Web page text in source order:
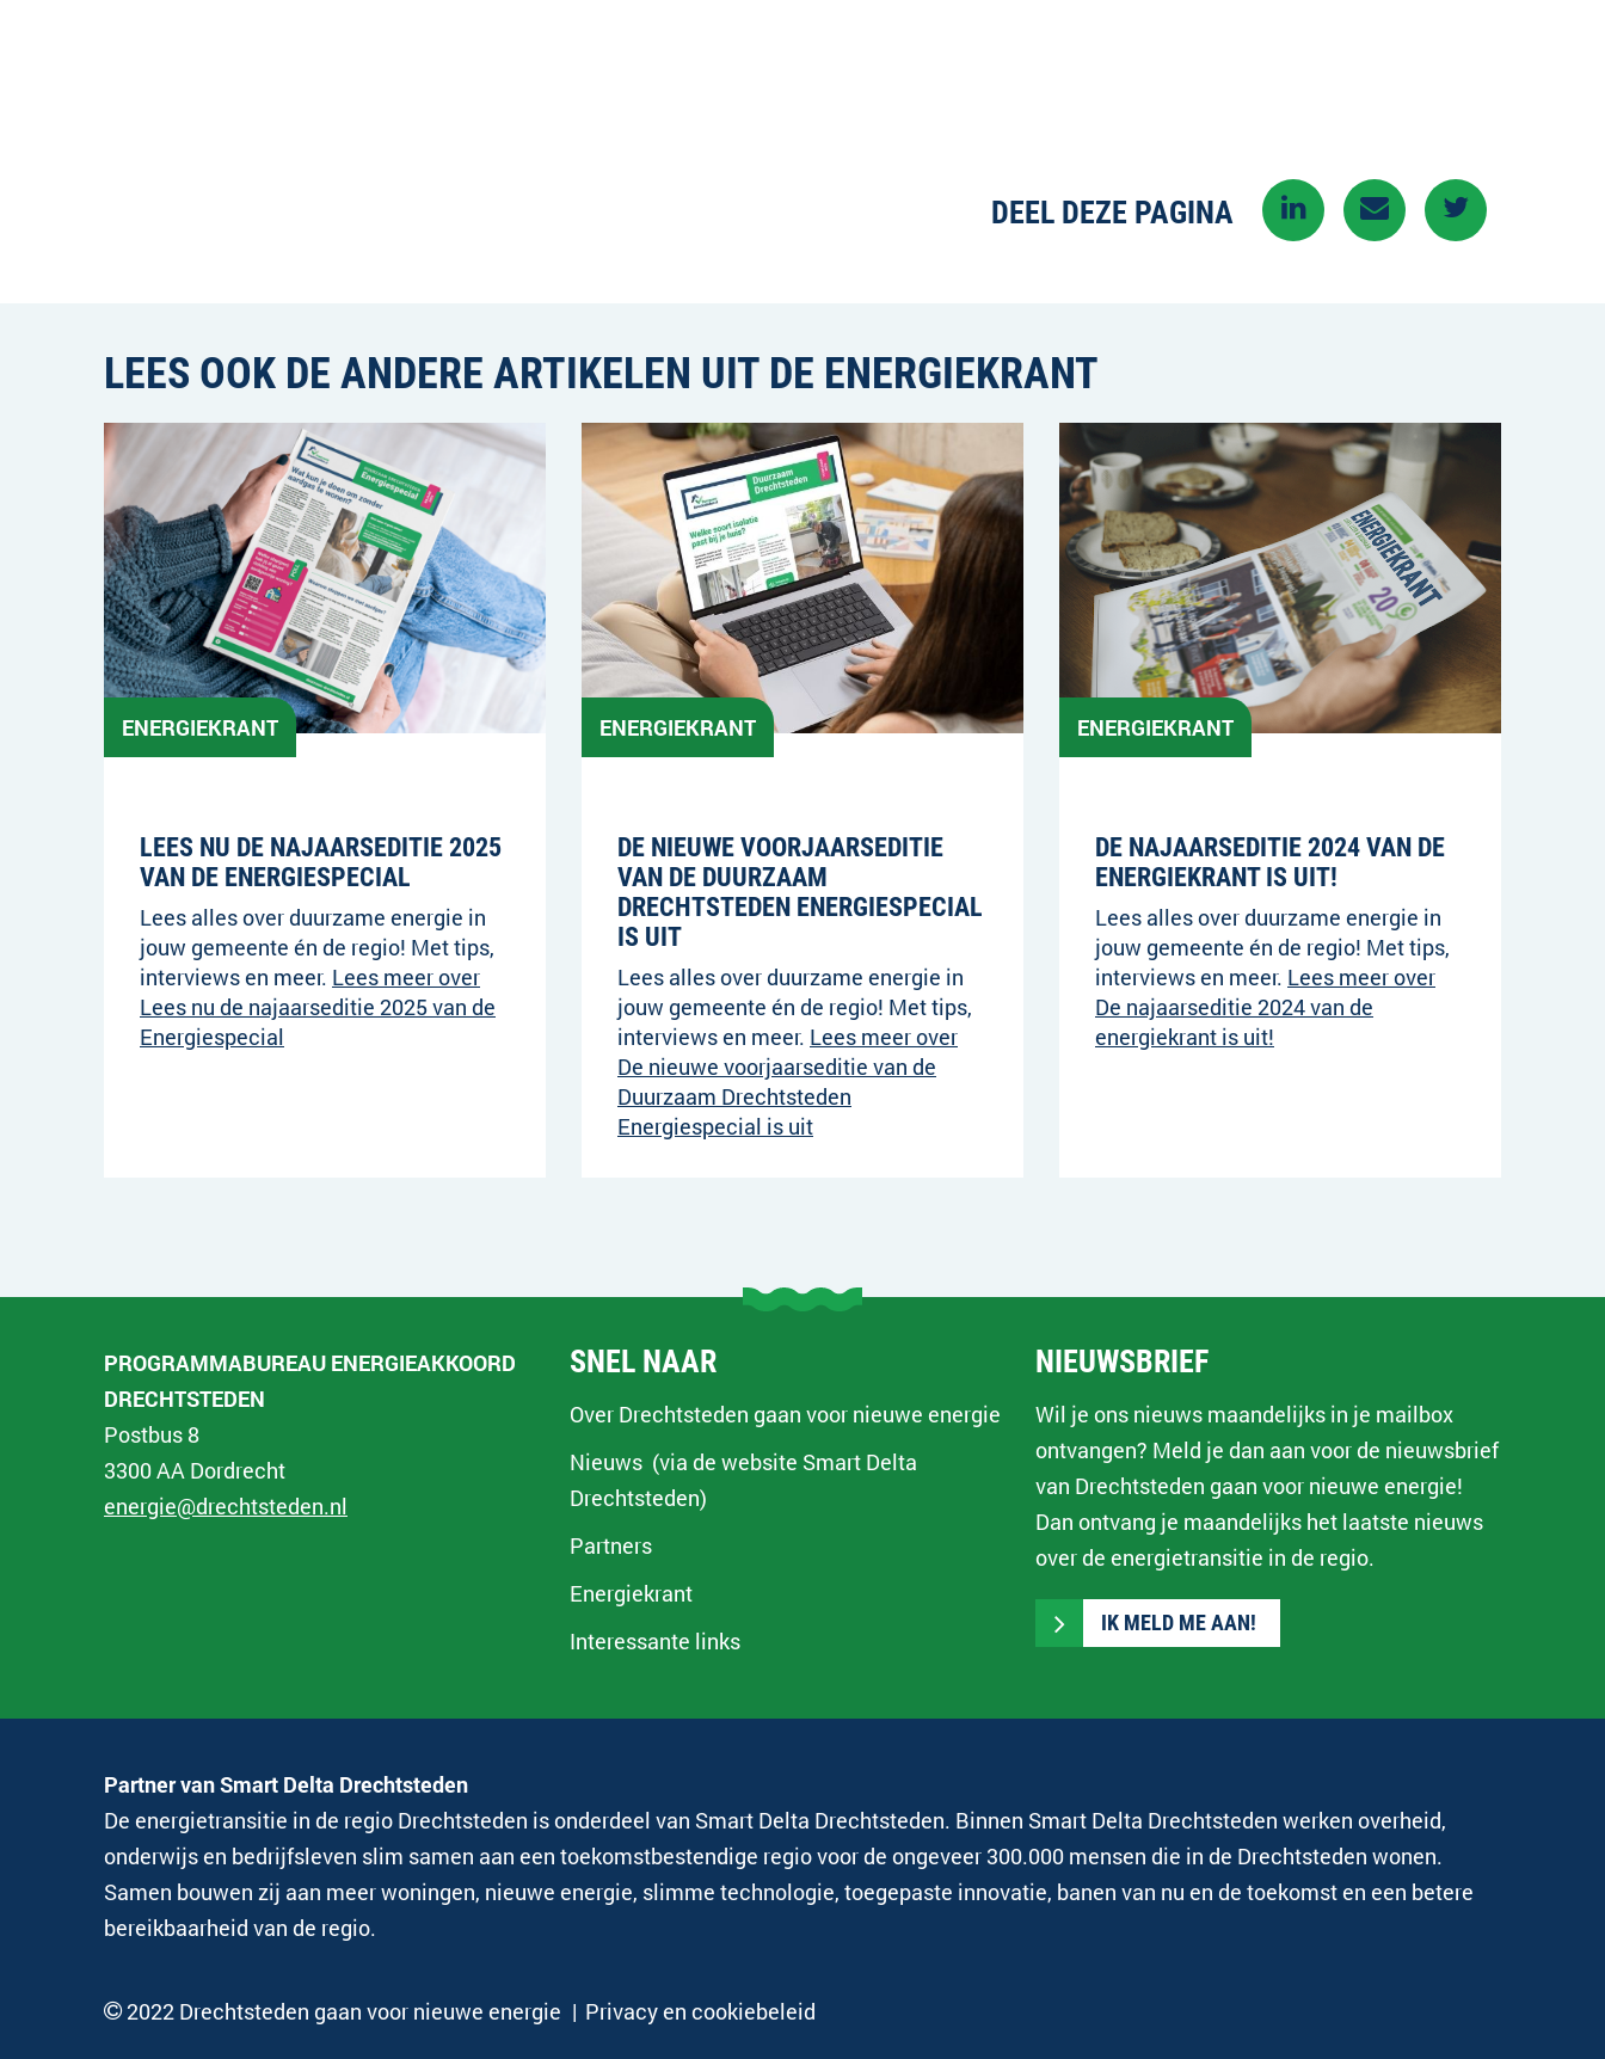
DEEL DEZE PAGINA
LEES OOK DE ANDERE ARTIKELEN UIT DE ENERGIEKRANT
ENERGIEKRANT
LEES NU DE NAJAARSEDITIE 2025
VAN DE ENERGIESPECIAL
Lees alles over duurzame energie in
jouw gemeente én de regio! Met tips,
interviews en meer. Lees meer over
Lees nu de najaarseditie 2025 van de
Energiespecial
ENERGIEKRANT
DE NIEUWE VOORJAARSEDITIE
VAN DE DUURZAAM
DRECHTSTEDEN ENERGIESPECIAL
IS UIT
Lees alles over duurzame energie in
jouw gemeente én de regio! Met tips,
interviews en meer. Lees meer over
De nieuwe voorjaarseditie van de
Duurzaam Drechtsteden
Energiespecial is uit
ENERGIEKRANT
DE NAJAARSEDITIE 2024 VAN DE
ENERGIEKRANT IS UIT!
Lees alles over duurzame energie in
jouw gemeente én de regio! Met tips,
interviews en meer. Lees meer over
De najaarseditie 2024 van de
energiekrant is uit!
PROGRAMMABUREAU ENERGIEAKKOORD
DRECHTSTEDEN
Postbus 8
3300 AA Dordrecht
energie@drechtsteden.nl
SNEL NAAR
Over Drechtsteden gaan voor nieuwe energie
Nieuws (via de website Smart Delta
Drechtsteden)
Partners
Energiekrant
Interessante links
NIEUWSBRIEF
Wil je ons nieuws maandelijks in je mailbox
ontvangen? Meld je dan aan voor de nieuwsbrief
van Drechtsteden gaan voor nieuwe energie!
Dan ontvang je maandelijks het laatste nieuws
over de energietransitie in de regio.
IK MELD ME AAN!
Partner van Smart Delta Drechtsteden
De energietransitie in de regio Drechtsteden is onderdeel van Smart Delta Drechtsteden. Binnen Smart Delta Drechtsteden werken overheid,
onderwijs en bedrijfsleven slim samen aan een toekomstbestendige regio voor de ongeveer 300.000 mensen die in de Drechtsteden wonen.
Samen bouwen zij aan meer woningen, nieuwe energie, slimme technologie, toegepaste innovatie, banen van nu en de toekomst en een betere
bereikbaarheid van de regio.
2022 Drechtsteden gaan voor nieuwe energie Privacy en cookiebeleid